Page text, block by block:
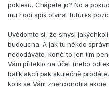
poklesu. Chápete jo? No a
mu hodí spíš otvírat futures
Uvědomte si, že smysl
budoucna. A jak tu někdo
nedodáváte, končí to jen tím
Vám přiteklo na účet (nebo
balík akcíí pak skutečně
kolik se Vám znehodnotila akcie